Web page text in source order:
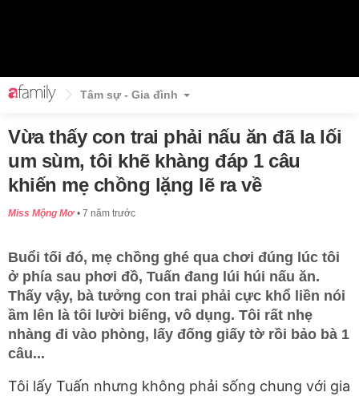
Tâm sự - Gia đình
Vừa thấy con trai phải nấu ăn đã la lối
um sùm, tôi khẽ khàng đáp 1 câu
khiến mẹ chồng lặng lẽ ra về
Miss Mộng Mơ 7 năm trước
Buổi tối đó, mẹ chồng ghé qua chơi đúng lúc tôi
ở phía sau phơi đồ, Tuấn đang lúi húi nấu ăn.
Thấy vậy, bà tưởng con trai phải cực khổ liền nói
ầm lên là tôi lười biếng, vô dụng. Tôi rất nhẹ
nhàng đi vào phòng, lấy đống giấy tờ rồi bảo bà 1
câu...
Tôi lấy Tuấn nhưng không phải sống chung với gia